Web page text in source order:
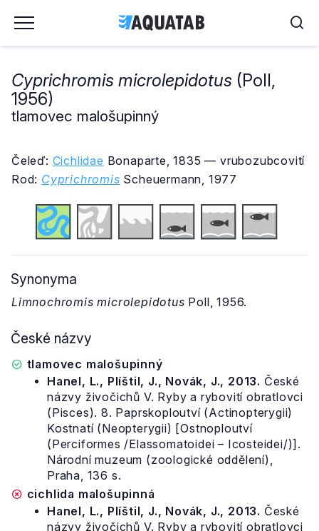
Cyprichromis microlepidotus (Poll,
1956)
tlamovec malošupinný
Čeleď: Cichlidae Bonaparte, 1835 — vrubozubcovití
Rod: Cyprichromis Scheuermann, 1977
Synonyma
Limnochromis microlepidotus Poll, 1956.
České názvy
tlamovec malošupinný
Hanel, L., Plíštil, J., Novák, J., 2013. České
názvy živočichů V. Ryby a rybovití obratlovci
(Pisces). 8. Paprskoploutví (Actinopterygii)
Kostnatí (Neopterygii) [Ostnoploutví
(Perciformes /Elassomatoidei – Icosteidei/)].
Národní muzeum (zoologické oddělení),
Praha, 136 s.
cichlida malošupinná
Hanel, L., Plíštil, J., Novák, J., 2013. České
názvy živočichů V. Ryby a rybovití obratlovci